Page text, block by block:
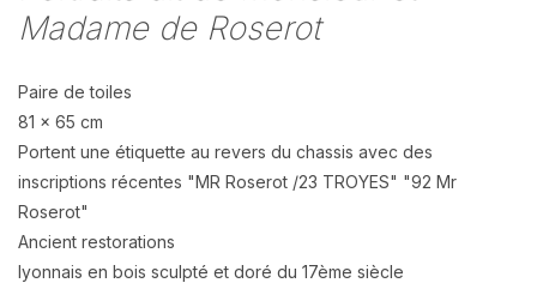
Madame de Roserot
Paire de toiles
81 x 65 cm
Portent une étiquette au revers du chassis avec des
inscriptions récentes "MR Roserot /23 TROYES" "92 Mr
Roserot"
Ancient restorations
lyonnais en bois sculpté et doré du 17ème siècle